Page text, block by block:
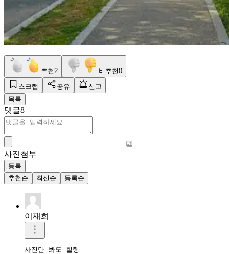
추천 2 비추천0
스크랩 공유
신고
목록
댓글8
사진첨부
등록
추천순
최신순 등록순
이재희
사진만 봐도 힐링